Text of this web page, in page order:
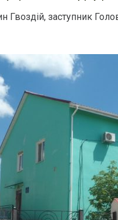
заступник